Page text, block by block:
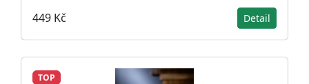
449 Kč Detail
TOP